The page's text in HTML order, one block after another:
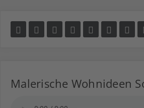
Malerische Wohnideen